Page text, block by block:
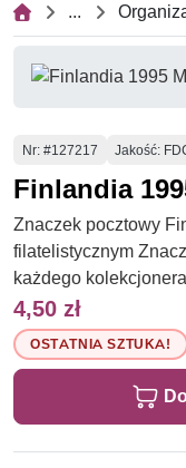
...
Numer
Nr: #127217 Jakość:
Finlandia
Znaczek pocztowy
filatelistycznym
każdego kolekcjonera
4,50 zł
OSTATNIA SZTUKA!